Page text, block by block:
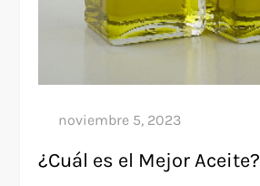
¿Cuál es el Mejor Aceite?